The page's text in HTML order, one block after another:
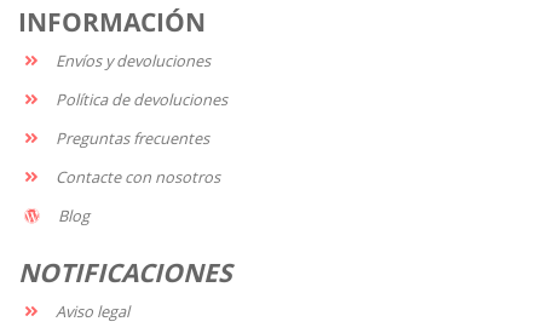
INFORMACIÓN
Envíos y devoluciones
Política de devoluciones
Preguntas frecuentes
Contacte con nosotros
Blog
NOTIFICACIONES
Aviso legal